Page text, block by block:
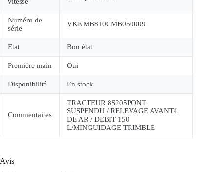
Numéro de
série
VKKMB810CMB050009
Etat Bon état
Première main Oui
Disponibilité En stock
Commentaires
TRACTEUR 8S205PONT
SUSPENDU / RELEVAGE AVANT4
DE AR / DEBIT 150
L/MINGUIDAGE TRIMBLE
Avis